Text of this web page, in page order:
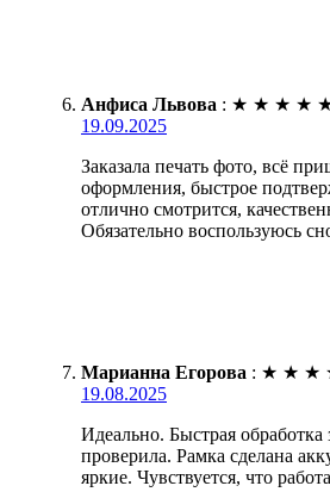
Анфиса Львова : ★ ★ ★ ★
19.09.2025
Заказала печать фото, всё
оформления, быстрое
отлично смотрится,
Обязательно воспользуюсь
Марианна Егорова : ★ ★ ★
19.08.2025
Идеально. Быстрая обработка
проверила. Рамка сделана
яркие. Чувствуется, что